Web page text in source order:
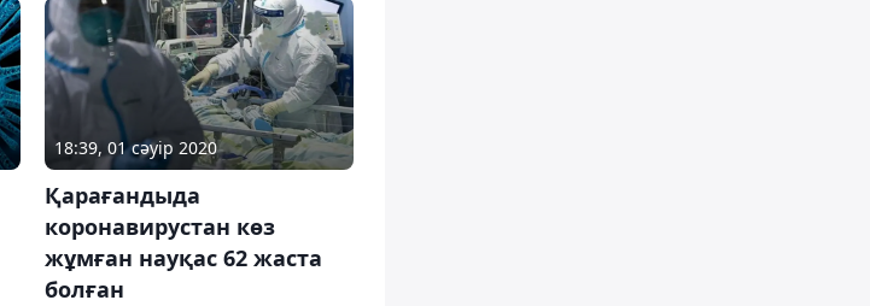
18:39, 01 сәуір 2020
Қарағандыда
коронавирустан көз
жұмған науқас 62 жаста
болған